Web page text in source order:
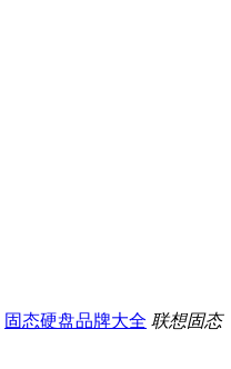
固态硬盘品牌大全 联想固态